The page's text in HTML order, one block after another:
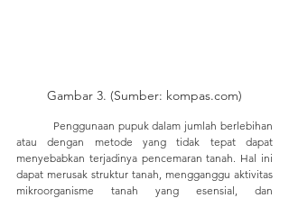
Gambar 3. (Sumber: kompas.com)
atau dengan metode yang tidak tepat dapat
menyebabkan terjadinya pencemaran tanah. Hal ini
dapat merusak struktur tanah, mengganggu aktivitas
mikroorganisme tanah yang esensial, dan